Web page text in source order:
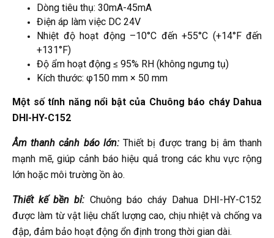
Dòng tiêu thụ: 30mA-45mA
Điện áp làm việc DC 24V
Nhiệt độ hoạt động –10°C đến +55°C (+14°F đến
+131°F)
Độ ẩm hoạt động ≤ 95% RH (không ngưng tụ)
Kích thước: φ150 mm × 50 mm
Một số tính năng nổi bật của Chuông báo cháy Dahua
DHI-HY-C152
Âm thanh cảnh báo lớn:Thiết bị được trang bị âm thanh
mạnh mẽ, giúp cảnh báo hiệu quả trong các khu vực rộng
lớn hoặc môi trường ồn ào.
Thiết kế bền bỉ: Chuông báo cháy Dahua DHI-HY-C152
được làm từ vật liệu chất lượng cao, chịu nhiệt và chống va
đập, đảm bảo hoạt động ổn định trong thời gian dài.